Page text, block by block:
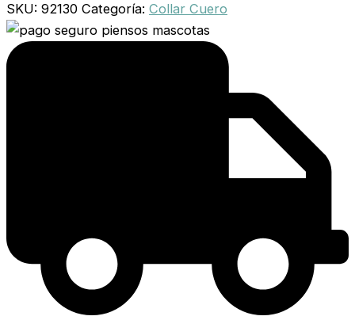
SKU: 92130 Categoría: Collar Cuero